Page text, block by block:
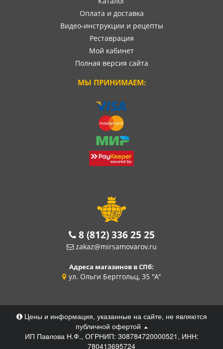
Оплата и доставка
Видео-инструкции и рецепты
Реставрация
Мой кабинет
Полная версия сайта
МЫ ПРИНИМАЕМ:
8 (812) 336 25 25
zakaz@mirsamovarov.ru
Адреса магазинов в СПб:
ул. Ольги Берггольц, 35 "А"
Цены и информация, указанные на сайте, не являются
публичной офертой
ИП Павлова Н.Ф., ОГРНИП: 308784720000521, ИНН:
780413695724